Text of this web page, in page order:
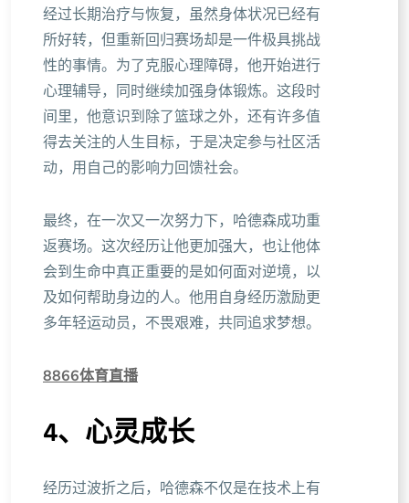
经过长期治疗与恢复，虽然身体状况已经有
所好转，但重新回归赛场却是一件极具挑战
性的事情。为了克服心理障碍，他开始进行
心理辅导，同时继续加强身体锻炼。这段时
间里，他意识到除了篮球之外，还有许多值
得去关注的人生目标，于是决定参与社区活
动，用自己的影响力回馈社会。
最终，在一次又一次努力下，哈德森成功重
返赛场。这次经历让他更加强大，也让他体
会到生命中真正重要的是如何面对逆境，以
及如何帮助身边的人。他用自身经历激励更
多年轻运动员，不畏艰难，共同追求梦想。
8866体育直播
4、心灵成长
经历过波折之后，哈德森不仅是在技术上有